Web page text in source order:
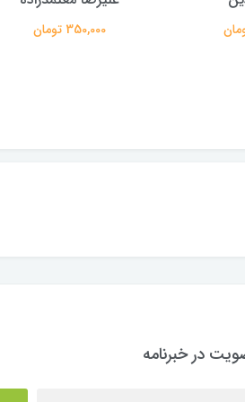
55,000 تومان
در خبرنامه